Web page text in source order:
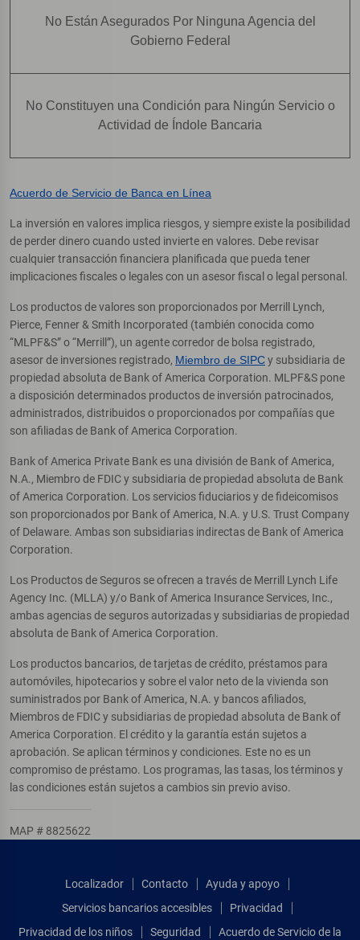
No Están Asegurados Por Ninguna Agencia del
Gobierno Federal
No Constituyen una Condición para Ningún Servicio o
Actividad de Índole Bancaria
Acuerdo de Servicio de Banca en Línea
La inversión en valores implica riesgos, y siempre existe la posibilidad
de perder dinero cuando usted invierte en valores. Debe revisar
cualquier transacción financiera planificada que pueda tener
implicaciones fiscales o legales con un asesor fiscal o legal personal.
Los productos de valores son proporcionados por Merrill Lynch,
Pierce, Fenner & Smith Incorporated (también conocida como
“MLPF&S” o “Merrill”), un agente corredor de bolsa registrado,
asesor de inversiones registrado, Miembro de SIPCy subsidiaria de
propiedad absoluta de Bank of America Corporation. MLPF&S pone
a disposición determinados productos de inversión patrocinados,
administrados, distribuidos o proporcionados por compañías que
son afiliadas de Bank of America Corporation.
Bank of America Private Bank es una división de Bank of America,
N.A., Miembro de FDIC y subsidiaria de propiedad absoluta de Bank
of America Corporation. Los servicios fiduciarios y de fideicomisos
son proporcionados por Bank of America, N.A. y U.S. Trust Company
of Delaware. Ambas son subsidiarias indirectas de Bank of America
Corporation.
Los Productos de Seguros se ofrecen a través de Merrill Lynch Life
Agency Inc. (MLLA) y/o Bank of America Insurance Services, Inc.,
ambas agencias de seguros autorizadas y subsidiarias de propiedad
absoluta de Bank of America Corporation.
Los productos bancarios, de tarjetas de crédito, préstamos para
automóviles, hipotecarios y sobre el valor neto de la vivienda son
suministrados por Bank of America, N.A. y bancos afiliados,
Miembros de FDIC y subsidiarias de propiedad absoluta de Bank of
America Corporation. El crédito y la garantía están sujetos a
aprobación. Se aplican términos y condiciones. Este no es un
compromiso de préstamo. Los programas, las tasas, los términos y
las condiciones están sujetos a cambios sin previo aviso.
MAP # 8825622
Localizador Contacto
Ayuda y apoyo
Servicios bancarios accesibles
Privacidad
Privacidad de los niños
Seguridad Acuerdo de Servicio de la